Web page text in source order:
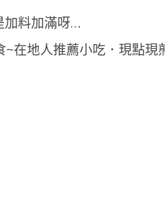
加料加滿呀…